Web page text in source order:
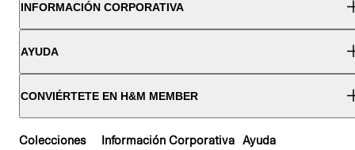
INFORMACIÓN CORPORATIVA
AYUDA
CONVIÉRTETE EN H&M MEMBER
Colecciones Información Corporativa Ayuda